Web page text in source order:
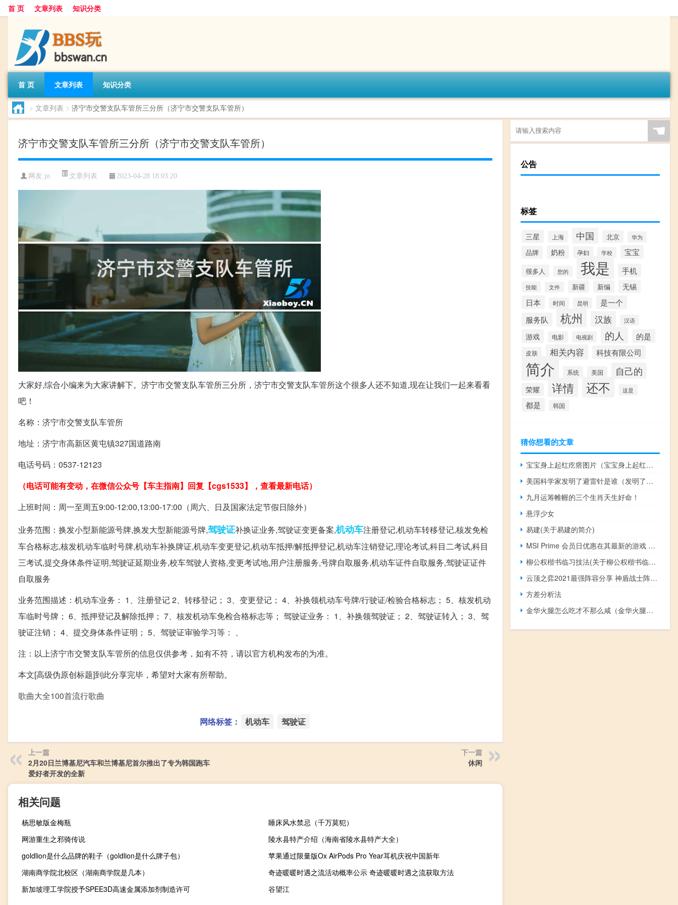
首 页 文章列表 知识分类
首 页 文章列表 知识分类
> 文章列表 > 济宁市交警支队车管所三分所（济宁市交警支队车管所）
济宁市交警支队车管所三分所（济宁市交警支队车管所）
网友:jn 文章列表 2023-04-28 18:03:20
大家好,综合小编来为大家讲解下。济宁市交警支队车管所三分所，济宁市交警支队车管所这个很多人还不知道,现在让我们一起来看看
吧！
名称：济宁市交警支队车管所
地址：济宁市高新区黄屯镇327国道路南
电话号码：0537-12123
（电话可能有变动，在微信公众号【车主指南】回复【cgs1533】，查看最新电话）
上班时间：周一至周五9:00-12:00,13:00-17:00（周六、日及国家法定节假日除外）
业务范围：换发小型新能源号牌,换发大型新能源号牌,驾驶证补换证业务,驾驶证变更备案,机动车注册登记,机动车转移登记,核发免检
车合格标志,核发机动车临时号牌,机动车补换牌证,机动车变更登记,机动车抵押/解抵押登记,机动车注销登记,理论考试,科目二考试,科目
三考试,提交身体条件证明,驾驶证延期业务,校车驾驶人资格,变更考试地,用户注册服务,号牌自取服务,机动车证件自取服务,驾驶证证件
自取服务
业务范围描述：机动车业务： 1、注册登记 2、转移登记； 3、变更登记； 4、补换领机动车号牌/行驶证/检验合格标志； 5、核发机动
车临时号牌； 6、抵押登记及解除抵押； 7、核发机动车免检合格标志等； 驾驶证业务： 1、补换领驾驶证； 2、驾驶证转入； 3、驾
驶证注销； 4、提交身体条件证明； 5、驾驶证审验学习等： 、
注：以上济宁市交警支队车管所的信息仅供参考，如有不符，请以官方机构发布的为准。
本文[高级伪原创标题]到此分享完毕，希望对大家有所帮助。
歌曲大全100首流行歌曲
网络标签： 机动车 驾驶证
上一篇
2月20日兰博基尼汽车和兰博基尼首尔推出了专为韩国跑车
爱好者开发的全新
下一篇
休闲
相关问题
杨思敏版金梅瓶
睡床风水禁忌（千万莫犯）
网游重生之邪骑传说
陵水县特产介绍（海南省陵水县特产大全）
goldlion是什么品牌的鞋子（goldlion是什么牌子包）
苹果通过限量版Ox AirPods Pro Year耳机庆祝中国新年
湖南商学院北校区（湖南商学院是几本）
奇迹暖暖时遇之流活动概率公示 奇迹暖暖时遇之流获取方法
新加坡理工学院授予SPEE3D高速金属添加剂制造许可
谷望江
☚
公告
标签
三星 上海 中国 北京 华为
品牌 奶粉 孕妇 学校 宝宝
很多人 您的 我是 手机
技能 文件 新疆 新编 无锡
日本 时间 昆明
是一个
服务队
杭州 汉族 汉语
游戏 电影 电视剧 的人 的是
皮肤 相关内容 科技有限公司
简介 系统 美国 自己的
荣耀 详情 还不 这是
都是 韩国
猜你想看的文章
宝宝身上起红疙瘩图片（宝宝身上起红疙瘩）
美国科学家发明了避雷针是谁（发明了避雷针的科学家简介）
九月运筹帷幄的三个生肖天生好命！
悬浮少女
易建(关于易建的简介)
MSI Prime 会员日优惠在其最新的游戏 PC 上为您节省超过 200 美元
柳公权楷书临习技法(关于柳公权楷书临习技法的简介)
云顶之弈2021最强阵容分享 神盾战士阵容玩法分享
方差分析法
金华火腿怎么吃才不那么咸（金华火腿怎么吃）